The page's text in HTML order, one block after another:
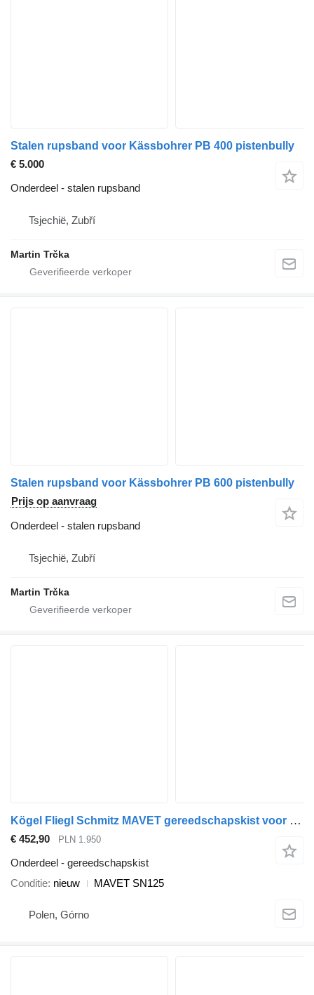
Stalen rupsband voor Kässbohrer PB 400 pistenbully
€ 5.000
Onderdeel - stalen rupsband
Tsjechië, Zubří
Martin Trčka
Stalen rupsband voor Kässbohrer PB 600 pistenbully
Prijs op aanvraag
Onderdeel - stalen rupsband
Tsjechië, Zubří
Martin Trčka
Kögel Fliegl Schmitz MAVET gereedschapskist voor Kässbohrer KRONE oplegger
€ 452,90 PLN 1.950
Onderdeel - gereedschapskist
Conditie nieuw MAVET SN125
Polen, Górno